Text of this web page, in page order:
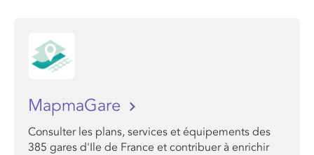
MapmaGare
Consulter les plans, services et équipements des
385 gares d'Ile de France et contribuer à enrichir